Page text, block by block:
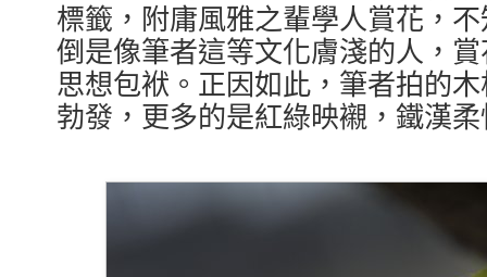
標籤，附庸風雅之輩學人賞花，
倒是像筆者這等文化膚淺的人，
思想包袱。正因如此，筆者拍的
勃發，更多的是紅綠映襯，鐵漢